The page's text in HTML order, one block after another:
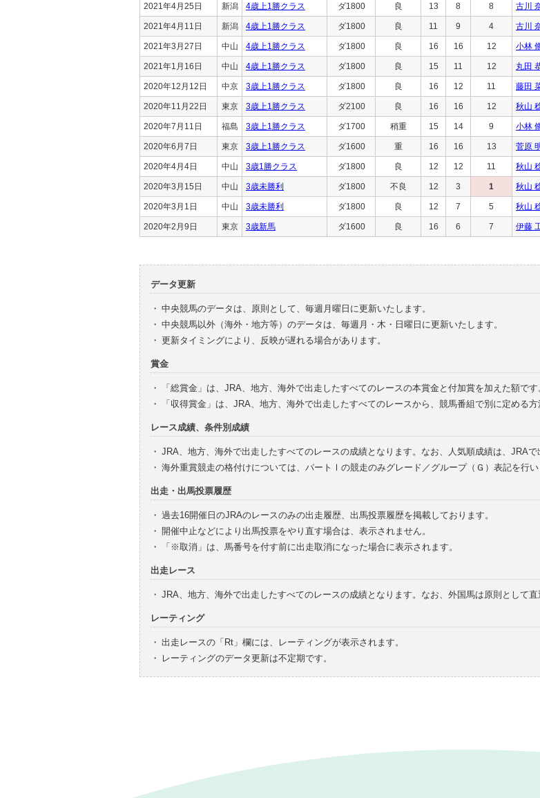
2021年4月25日 新潟 4歳上1勝クラス ダ1800 良 13 8 8 古川
2021年4月11日 新潟 4歳上1勝クラス ダ1800 良 11 9 4 古川
2021年3月27日 中山 4歳上1勝クラス ダ1800 良 16 16 12 小林
2021年1月16日 中山 4歳上1勝クラス ダ1800 良 15 11 12 丸田
2020年12月12日 中京 3歳上1勝クラス ダ1800 良 16 12 11 藤田
2020年11月22日 東京 3歳上1勝クラス ダ2100 良 16 16 12 秋山
2020年7月11日 福島 3歳上1勝クラス ダ1700 稍重 15 14 9 小林
2020年6月7日 東京 3歳上1勝クラス ダ1600 重 16 16 13 菅原
2020年4月4日 中山 3歳1勝クラス ダ1800 良 12 12 11 秋山
2020年3月15日 中山 3歳未勝利 ダ1800 不良 12 3 1 秋山
2020年3月1日 中山 3歳未勝利 ダ1800 良 12 7 5 秋山
2020年2月9日 東京 3歳新馬 ダ1600 良 16 6 7 伊藤
データ更新
・ 中央競馬のデータは、原則として、毎週月曜日に更新いたします。
・ 中央競馬以外（海外・地方等）のデータは、毎週月・木・日曜日に更新いたします。
・ 更新タイミングにより、反映が遅れる場合があります。
賞金
・
「総賞金」は、JRA、地方、海外で出走したすべてのレースの本賞金と付加賞を加えた額です
・
「収得賞金」は、JRA、地方、海外で出走したすべてのレースから、競馬番組で別に定める方
レース成績、条件別成績
・ JRA、地方、海外で出走したすべてのレースの成績となります。なお、人気順成績は、JRAで
・ 海外重賞競走の格付けについては、パートⅠの競走のみグレード／グループ（Ｇ）表記を行い
出走・出馬投票履歴
・ 過去16開催日のJRAのレースのみの出走履歴、出馬投票履歴を掲載しております。
・ 開催中止などにより出馬投票をやり直す場合は、表示されません。
・
「※取消」は、馬番号を付す前に出走取消になった場合に表示されます。
出走レース
・ JRA、地方、海外で出走したすべてのレースの成績となります。なお、外国馬は原則として直
レーティング
・ 出走レースの「Rt」欄には、レーティングが表示されます。
・
レーティングのデータ更新は不定期です。